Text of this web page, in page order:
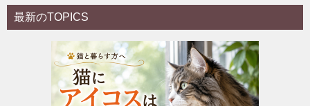
最新のTOPICS